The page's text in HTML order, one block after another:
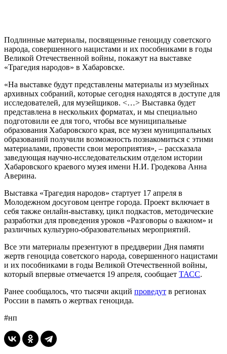
Подлинные материалы, посвященные геноциду советского
народа, совершенного нацистами и их пособниками в годы
Великой Отечественной войны, покажут на выставке
«Трагедия народов» в Хабаровске.
«На выставке будут представлены материалы из музейных
архивных собраний, которые сегодня находятся в доступе для
исследователей, для музейщиков. <…> Выставка будет
представлена в нескольких форматах, и мы специально
подготовили ее для того, чтобы все муниципальные
образования Хабаровского края, все музеи муниципальных
образований получили возможность познакомиться с этими
материалами, провести свои мероприятия», – рассказала
заведующая научно-исследовательским отделом истории
Хабаровского краевого музея имени Н.И. Гродекова Анна
Аверина.
Выставка «Трагедия народов» стартует 17 апреля в
Молодежном досуговом центре города. Проект включает в
себя также онлайн-выставку, цикл подкастов, методические
разработки для проведения уроков «Разговоры о важном» и
различных культурно-образовательных мероприятий.
Все эти материалы презентуют в преддверии Дня памяти
жертв геноцида советского народа, совершенного нацистами
и их пособниками в годы Великой Отечественной войны,
который впервые отмечается 19 апреля, сообщает ТАСС.
Ранее сообщалось, что тысячи акций проведут в регионах
России в память о жертвах геноцида.
#нп